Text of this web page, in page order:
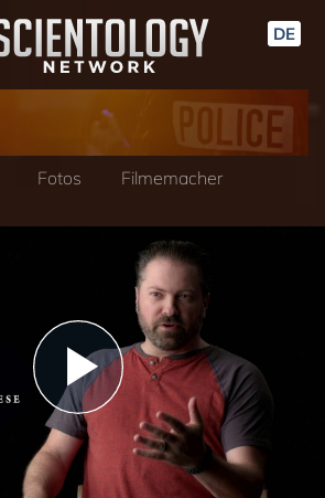
DE
Fotos Filmemacher
Play
Video